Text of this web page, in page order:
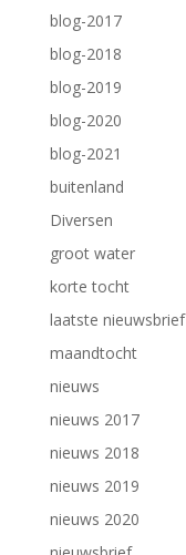
blog-2017
blog-2018
blog-2019
blog-2020
blog-2021
buitenland
Diversen
groot water
korte tocht
laatste nieuwsbrief
maandtocht
nieuws
nieuws 2017
nieuws 2018
nieuws 2019
nieuws 2020